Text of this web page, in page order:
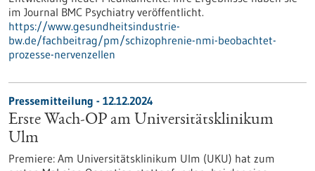
im Journal BMC Psychiatry veröffentlicht.
https://www.gesundheitsindustrie-
bw.de/fachbeitrag/pm/schizophrenie-nmi-beobachtet-
prozesse-nervenzellen
Pressemitteilung - 12.12.2024
Erste Wach-​OP am Universitätsklinikum
Ulm
Premiere: Am Universitätsklinikum Ulm (UKU) hat zum